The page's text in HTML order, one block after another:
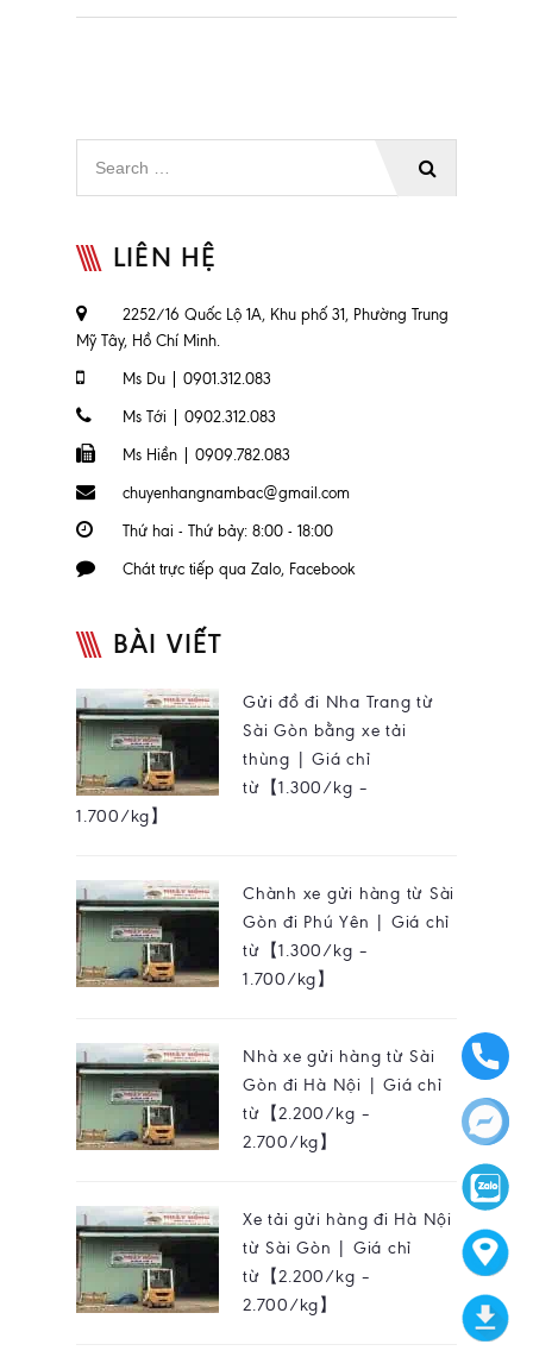
LIÊN HỆ
2252/16 Quốc Lộ 1A, Khu phố 31, Phường Trung
Mỹ Tây, Hồ Chí Minh.
Ms Du | 0901.312.083
Ms Tới | 0902.312.083
Ms Hiền | 0909.782.083
chuyenhangnambac@gmail.com
Thứ hai - Thứ bảy: 8:00 - 18:00
Chát trực tiếp qua Zalo, Facebook
BÀI VIẾT
Gửi đồ đi Nha Trang từ
Sài Gòn bằng xe tải
thùng | Giá chỉ
từ【1.300/kg –
1.700/kg】
Chành xe gửi hàng từ Sài
Gòn đi Phú Yên | Giá chỉ
từ【1.300/kg –
1.700/kg】
Nhà xe gửi hàng từ Sài
Gòn đi Hà Nội | Giá chỉ
từ【2.200/kg –
2.700/kg】
Xe tải gửi hàng đi Hà Nội
từ Sài Gòn | Giá chỉ
từ【2.200/kg –
2.700/kg】